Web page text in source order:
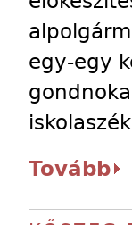
egy-egy
Tovább